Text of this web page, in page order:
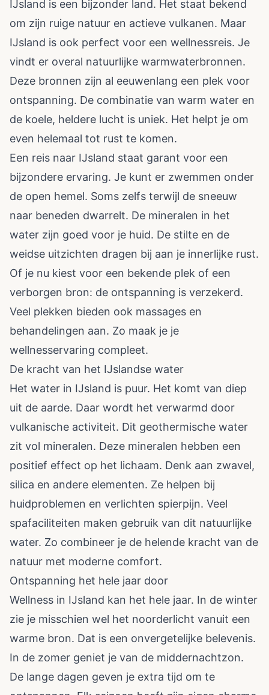
IJsland is een bijzonder land. Het staat bekend
om zijn ruige natuur en actieve vulkanen. Maar
IJsland is ook perfect voor een wellnessreis. Je
vindt er overal natuurlijke warmwaterbronnen.
Deze bronnen zijn al eeuwenlang een plek voor
ontspanning. De combinatie van warm water en
de koele, heldere lucht is uniek. Het helpt je om
even helemaal tot rust te komen.
Een reis naar IJsland staat garant voor een
bijzondere ervaring. Je kunt er zwemmen onder
de open hemel. Soms zelfs terwijl de sneeuw
naar beneden dwarrelt. De mineralen in het
water zijn goed voor je huid. De stilte en de
weidse uitzichten dragen bij aan je innerlijke rust.
Of je nu kiest voor een bekende plek of een
verborgen bron: de ontspanning is verzekerd.
Veel plekken bieden ook massages en
behandelingen aan. Zo maak je je
wellnesservaring compleet.
De kracht van het IJslandse water
Het water in IJsland is puur. Het komt van diep
uit de aarde. Daar wordt het verwarmd door
vulkanische activiteit. Dit geothermische water
zit vol mineralen. Deze mineralen hebben een
positief effect op het lichaam. Denk aan zwavel,
silica en andere elementen. Ze helpen bij
huidproblemen en verlichten spierpijn. Veel
spafaciliteiten maken gebruik van dit natuurlijke
water. Zo combineer je de helende kracht van de
natuur met moderne comfort.
Ontspanning het hele jaar door
Wellness in IJsland kan het hele jaar. In de winter
zie je misschien wel het noorderlicht vanuit een
warme bron. Dat is een onvergetelijke belevenis.
In de zomer geniet je van de middernachtzon.
De lange dagen geven je extra tijd om te